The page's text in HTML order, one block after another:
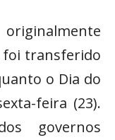
foi transferido
o Dia do
feira (23).
governos